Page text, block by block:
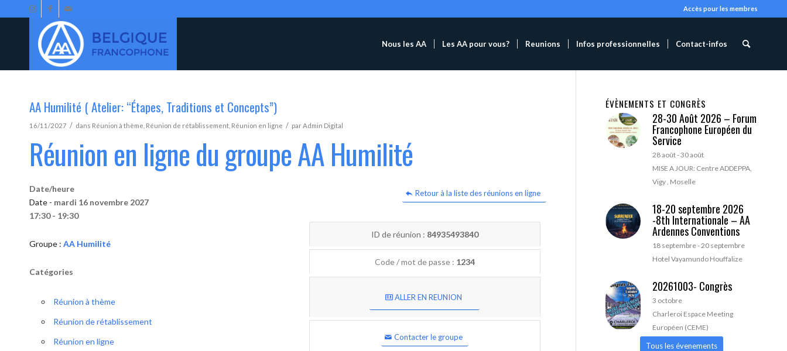
Accès pour les membres
Nous les AA Les AA pour vous? Reunions Infos professionnelles Contact-infos
AA Humilité ( Atelier: “Étapes, Traditions et Concepts”)
16/11/2027 / dans Réunion à thème Réunion de rétablissement Réunion en ligne / parAdmin Digital
Réunion en ligne du groupe AA Humilité
Retour à la liste des réunions en ligne
Date/heure
Date - mardi 16 novembre 2027
17:30 - 19:30
Groupe : AA Humilité
Catégories
Réunion à thème
Réunion de rétablissement
Réunion en ligne
ID de réunion : 84935493840
Code / mot de passe : 1234
ALLER EN REUNION
Contacter le groupe
ÉVÈNEMENTS ET CONGRÈS
28-30 Août 2026 – Forum
Francophone Européen du
Service
28 août-30 août
MISE A JOUR: Centre ADDEPPA,
Vigy , Moselle
18-20 septembre 2026
-8th Internationale – AA
Ardennes Conventions
18 septembre-20 septembre
Hotel Vayamundo Houffalize
20261003- Congrès
3 octobre
Charleroi Espace Meeting
Européen (CEME)
Tous les évenements